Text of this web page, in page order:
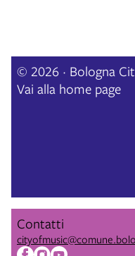
© 2026 · Bologna
Vai alla home page
Contatti